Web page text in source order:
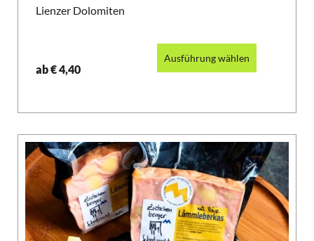
Lienzer Dolomiten
ab€4,40
Ausführung wählen